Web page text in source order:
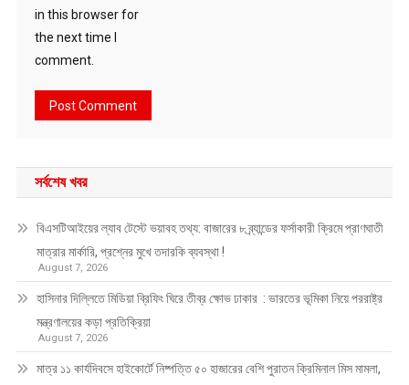
in this browser for
the next time I
comment.
সর্বশেষ খবর
বিএসটিআইয়ের ল্যাব টেস্টে ভয়াবহ তথ্য: বাজারের ৮ ব্র্যান্ডের ফর্সাকারী ক্রিমে প্রাণঘাতী
মাত্রার মার্কারি, প্রশ্নের মুখে তদারকি ব্যবস্থা !
August 7, 2026
হাসিনার দিল্লিতে মিডিয়া ব্রিফিং ঘিরে তীব্র ক্ষোভ ঢাকার : ভারতের ভূমিকা নিয়ে পররাষ্ট্র
মন্ত্রণালয়ের কড়া প্রতিক্রিয়া
August 7, 2026
মাত্র ১১ কার্যদিবসে হাইকোর্টে নিষ্পত্তি ৫০ হাজারের বেশি পুরাতন ক্রিমিনাল মিস মামলা,